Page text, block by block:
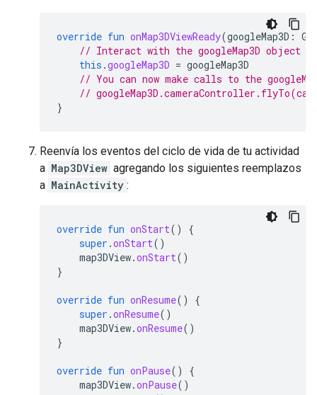
override fun onMap3DViewReady(googleMap3D :
// Interact with the googleMap3D object
this .googleMap3D = googleMap3D
// You can now make calls to the
//
}
Reenvía los eventos del ciclo de vida de tu actividad
a Map3DView agregando los siguientes reemplazos
a MainActivity :
override fun onStart()
{
super .onStart()
map3DView.onStart()
}
override fun onResume()
{
super .onResume()
map3DView.onResume()
}
override fun onPause()
{
map3DView.onPause()